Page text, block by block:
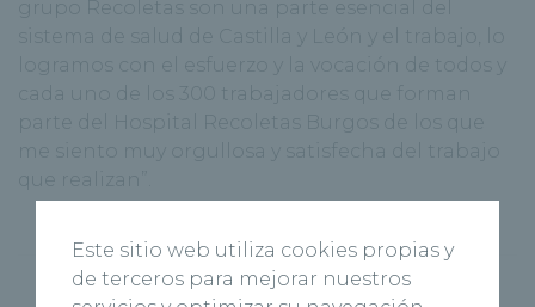
grupo Recoletas son una parte esencial del
sistema de salud de Castilla y León y el trabajo, lo
logramos con el esfuerzo y la vocación de todos y
cada uno de los 300 trabajadores que forman
parte del Hospital Recoletas Burgos de los que
me siento muy orgullosa y satisfecha del trabajo
que realizan”.
Este sitio web utiliza cookies propias y
de terceros para mejorar nuestros